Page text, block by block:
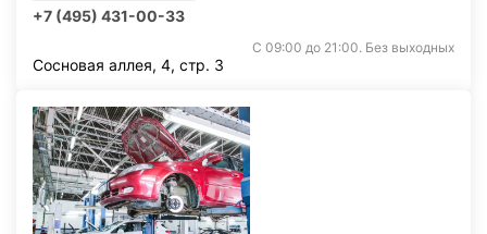
+7 (495) 431-00-33
С 09:00 до 21:00. Без выходных
Сосновая аллея, 4, стр. 3